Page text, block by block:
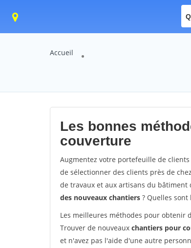
Accueil
Les bonnes
couverture
Augmentez votre portefeuille de
de sélectionner des clients près de
de travaux et aux artisans du
des nouveaux chantiers ? Quelles
Les meilleures méthodes pour obtenir
Trouver de nouveaux chantiers pour
et n'avez pas l'aide d'une autre